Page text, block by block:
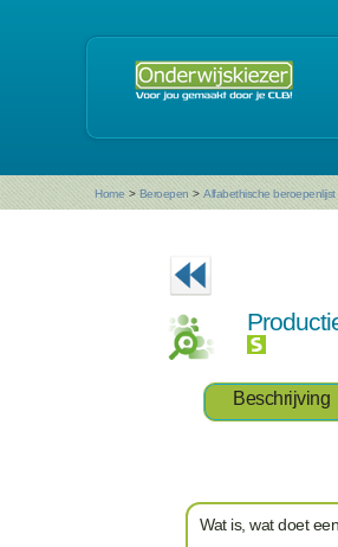
Home > Beroepen > Alfabethische beroepenlijst
Beschrijving
Wat is, wat doet